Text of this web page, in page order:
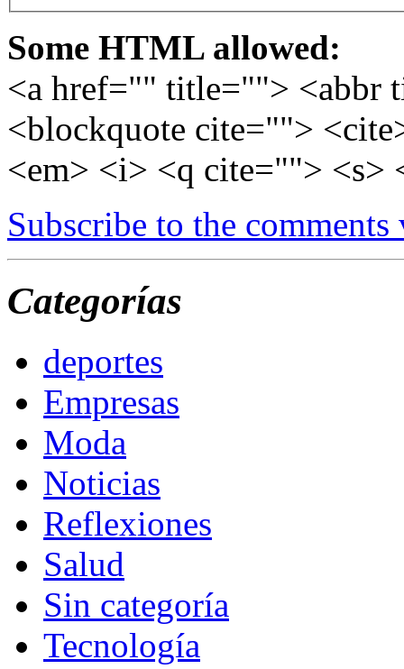
Some HTML allowed:
<a href="" title=""> <abbr
<blockquote cite="">
<em> <i> <q cite=""> <s>
Subscribe to the comments
Categorías
deportes
Empresas
Moda
Noticias
Reflexiones
Salud
Sin categoría
Tecnología